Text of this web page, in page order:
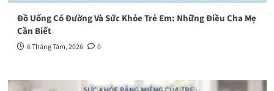
Đồ Uống Có Đường Và Sức Khỏe Trẻ Em: Những Điều Cha Mẹ
Cần Biết
6 Tháng Tám, 2026 0